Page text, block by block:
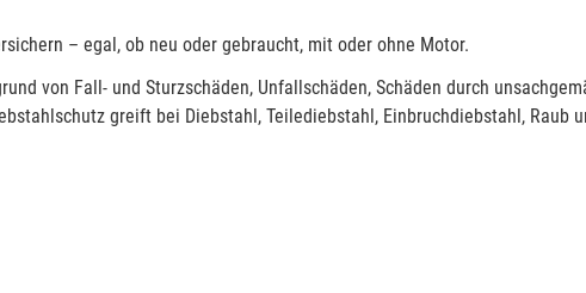
– egal, ob neu oder gebraucht, mit oder ohne Motor.
von Fall- und Sturzschäden, Unfallschäden, Schäden durch
greift bei Diebstahl, Teilediebstahl, Einbruchdiebstahl, Raub